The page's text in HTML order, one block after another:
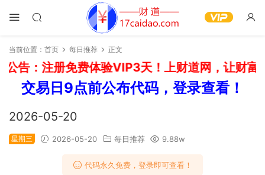
当前位置： 首页 每日推荐 正文
告：注册免费体验VIP3天！上财道网，让财富
交易日9点前公布代码，登录查看！
2026-05-20
星期三 2026-05-20 每日推荐 9.88w
代码永久免费，登录即可查看！